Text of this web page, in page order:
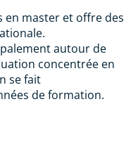
en master et offre des
autour de
concentrée en
se fait
de formation.